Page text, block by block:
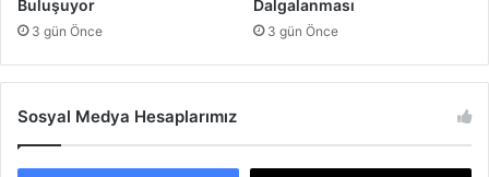
y
o
n
Buluşuyor
3 gün Önce
Dalgalanması
3 gün Önce
Sosyal Medya Hesaplarımız